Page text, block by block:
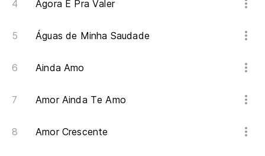
Agora É Pra Valer
Águas de Minha Saudade
Ainda Amo
Amor Ainda Te Amo
Amor Crescente